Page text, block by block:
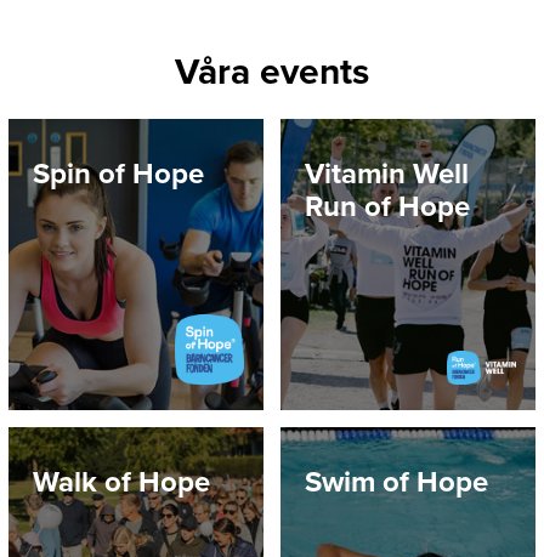
Våra events
Spin of Hope
Vitamin Well
Run of Hope
Walk of Hope Swim of Hope